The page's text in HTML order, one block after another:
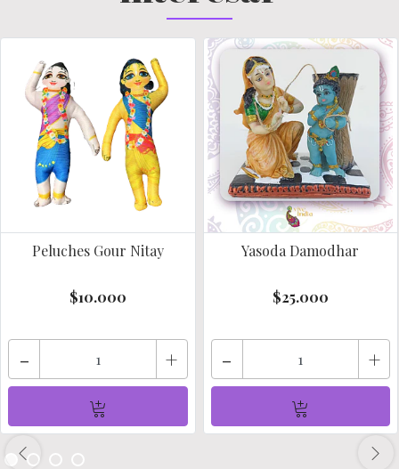
Peluches Gour Nitay
$10.000
- +
Yasoda Damodhar
$25.000
- +